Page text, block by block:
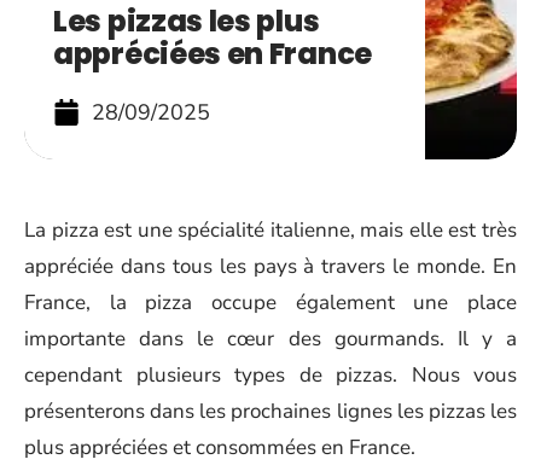
Les pizzas les plus
appréciées en France
28/09/2025
La pizza est une spécialité italienne, mais elle est très
appréciée dans tous les pays à travers le monde. En
France, la pizza occupe également une place
importante dans le cœur des gourmands. Il y a
cependant plusieurs types de pizzas. Nous vous
présenterons dans les prochaines lignes les pizzas les
plus appréciées et consommées en France.